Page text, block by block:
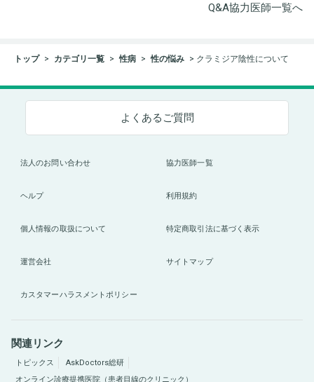
Q&A協力医師一覧へ
トップ カテゴリ一覧 性病 性の悩み クラミジア陰性について
よくあるご質問
法人のお問い合わせ 協力医師一覧
ヘルプ 利用規約
個人情報の取扱について 特定商取引法に基づく表示
運営会社 サイトマップ
カスタマーハラスメントポリシー
関連リンク
トピックス
AskDoctors総研
オンライン診療提携医院（患者目線のクリニック）